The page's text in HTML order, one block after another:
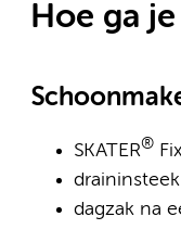
Hoe ga
SKATER®
dagzak na